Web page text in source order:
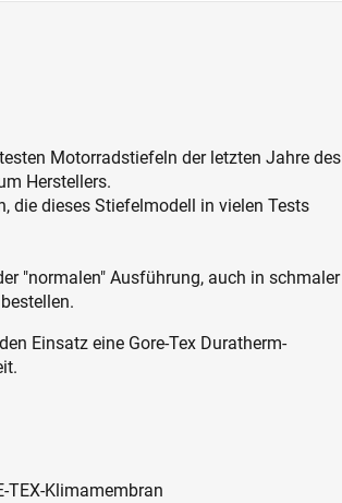
Motorradstiefeln der letzten Jahre des
Herstellers.
die dieses Stiefelmodell in vielen Tests
"normalen" Ausführung, auch in schmaler
Einsatz eine Gore-Tex Duratherm-
TEX-Klimamembran